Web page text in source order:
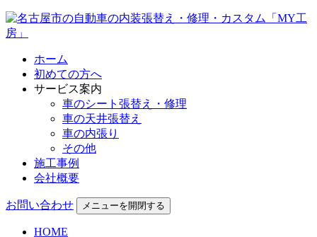
ホーム
初めての方へ
サービス案内
車のシート張替え・修理
車の天井張替え
車の内張り
その他
施工事例
会社概要
お問い合わせ メニューを開閉する
HOME